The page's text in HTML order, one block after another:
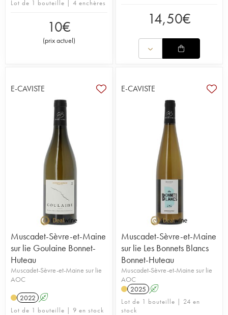
Lot de 1 bouteille | 4 enchères
10€
(prix actuel)
14,50€
E-CAVISTE
Muscadet-Sèvre-et-Maine
sur lie Goulaine Bonnet-
Huteau
Muscadet-Sèvre-et-Maine sur lie
AOC
2022 A
Lot de 1 bouteille | 9 en stock
E-CAVISTE
Muscadet-Sèvre-et-Maine
sur lie Les Bonnets Blancs
Bonnet-Huteau
Muscadet-Sèvre-et-Maine sur lie
AOC
2025 A
Lot de 1 bouteille | 24 en
stock